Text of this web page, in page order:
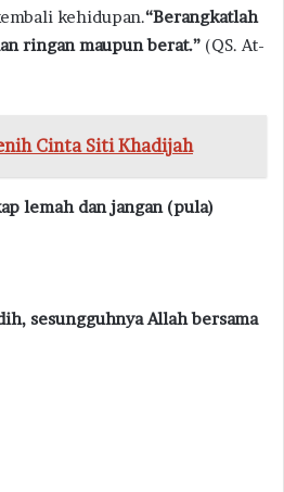
kehidupan.“Berangkatlah
ringan maupun berat.” (QS. At-
Cinta Siti Khadijah
lemah dan jangan (pula)
sesungguhnya Allah bersama